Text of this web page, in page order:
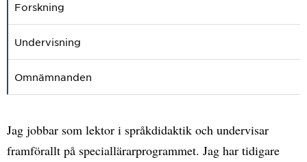
Forskning
Undervisning
Omnämnanden
Jag jobbar som lektor i språkdidaktik och undervisar
framförallt på speciallärarprogrammet. Jag har tidigare